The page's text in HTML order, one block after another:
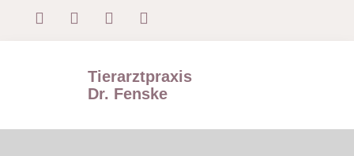
Tierarztpraxis
Dr. Fenske